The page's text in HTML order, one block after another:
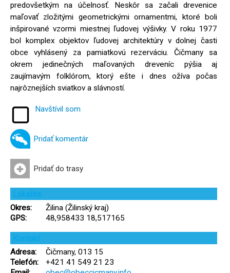
predovšetkým na účelnosť. Neskôr sa začali drevenice
maľovať zložitými geometrickými ornamentmi, ktoré boli
inšpirované vzormi miestnej ľudovej výšivky. V roku 1977
bol komplex objektov ľudovej architektúry v dolnej časti
obce vyhlásený za pamiatkovú rezerváciu. Čičmany sa
okrem jedinečných maľovaných dreveníc pýšia aj
zaujímavým folklórom, ktorý ešte i dnes ožíva počas
najrôznejších sviatkov a slávností.
Navštívil som
Pridať komentár
Pridať do trasy
Lokalita
Okres:
Žilina (Žilinský kraj)
GPS:
48,958433 18,517165
Kontakt
Adresa:
Čičmany, 013 15
Telefón:
+421 41 549 21 23